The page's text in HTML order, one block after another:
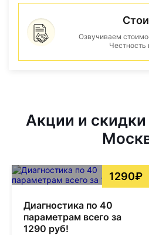
Озвучиваем
Честность
Акции и скидки
1290₽
Диагностика по 40
параметрам всего за
1290 руб!